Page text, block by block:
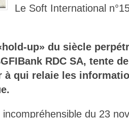
Le Soft International
up» du siècle
RDC SA, tente
à qui relaie les
du 23